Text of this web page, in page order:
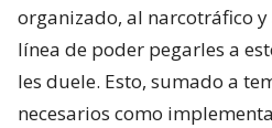
organizado, al narcotráfico
línea de poder pegarles a
les duele. Esto, sumado a
necesarios como